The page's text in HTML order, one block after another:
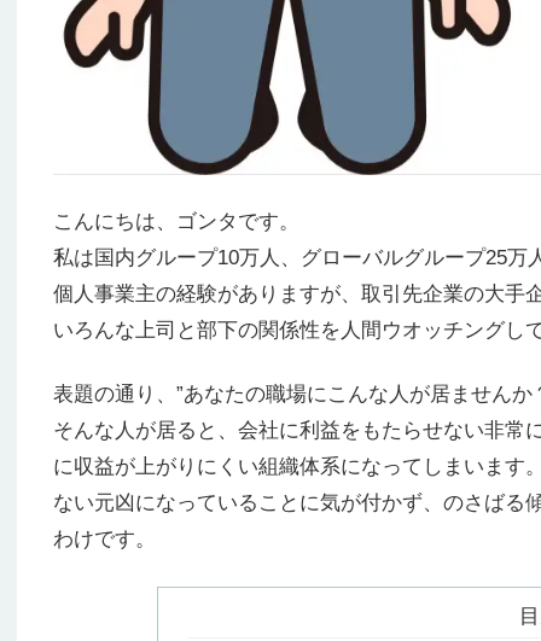
こんにちは、ゴンタです。
私は国内グループ10万人、グローバルグループ25
個人事業主の経験がありますが、取引先企業の大手
いろんな上司と部下の関係性を人間ウオッチングし
表題の通り、”あなたの職場にこんな人が居ませんか
そんな人が居ると、会社に利益をもたらせない非
に収益が上がりにくい組織体系になってしまいま
ない元凶になっていることに気が付かず、のさば
わけです。